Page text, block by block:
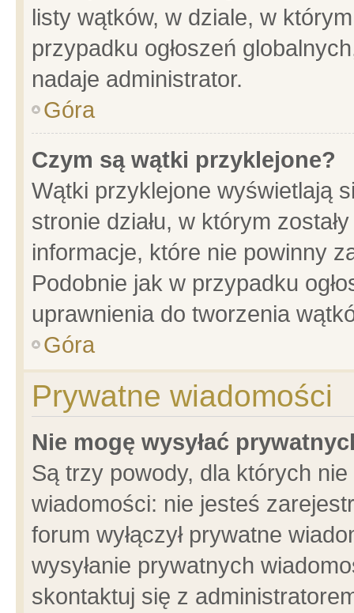
listy wątków, w dziale, w
przypadku ogłoszeń
nadaje administrator.
Góra
Czym są wątki przyklejone?
Wątki przyklejone wyświetlają
stronie działu, w którym
informacje, które nie powinny
Podobnie jak w przypadku
uprawnienia do tworzenia
Góra
Prywatne wiadomości
Nie mogę wysyłać
Są trzy powody, dla których
wiadomości: nie jesteś
forum wyłączył prywatne
wysyłanie prywatnych
skontaktuj się z